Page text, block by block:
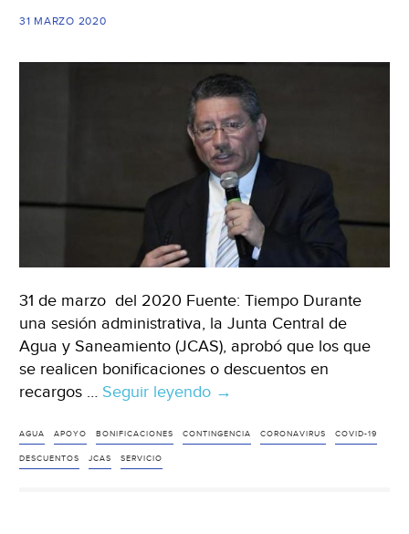
Diario)
31 MARZO 2020
31 de marzo del 2020 Fuente: Tiempo Durante
una sesión administrativa, la Junta Central de
Agua y Saneamiento (JCAS), aprobó que los que
se realicen bonificaciones o descuentos en
recargos … Seguir leyendo Chihuahua:
JCAS
→
AGUA APOYO BONIFICACIONES CONTINGENCIA CORONAVIRUS COVID-19
DESCUENTOS JCAS SERVICIO